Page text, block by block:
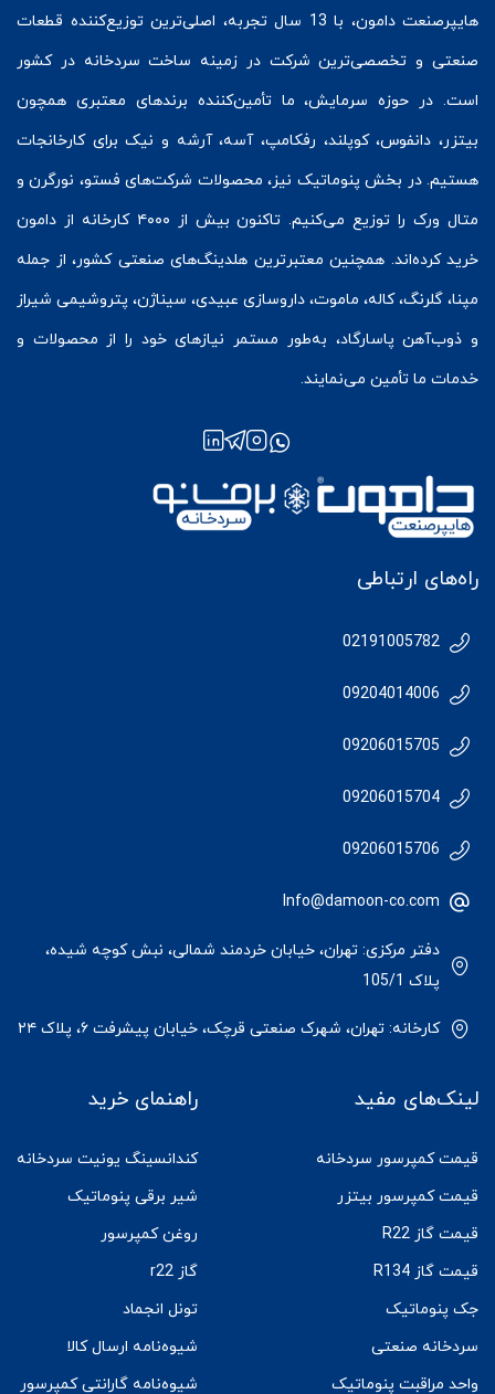
هایپرصنعت
دامون، با 13 سال تجربه، اصلی‌ترین توزیع‌کننده قطعات
صنعتی و تخصصی‌ترین شرکت در زمینه ساخت سردخانه در کشور
است. در حوزه سرمایش، ما تأمین‌کننده برندهای معتبری همچون
بیتزر، دانفوس،کوپلند، رفکامپ، آسه، آرشه و نیک برای کارخانجات
هستیم. در بخش پنوماتیک نیز، محصولات شرکت‌های فستو، نورگرن و
متال ورک
را توزیع می‌کنیم. تاکنون بیش از ۴۰۰۰ کارخانه از دامون
خرید کرده‌اند. همچنین معتبرترین هلدینگ‌های صنعتی کشور، از جمله
مپنا، گلرنگ، کاله، ماموت، داروسازی عبیدی، سیناژن، پتروشیمی شیراز
و ذوب‌آهن پاسارگاد، به‌طور مستمر نیازهای خود را از محصولات و
خدمات ما تأمین می‌نمایند.
راه‌های ارتباطی
02191005782
09204014006
09206015705
09206015704
09206015706
Info@damoon-co.com
دفتر مرکزی: تهران، خیابان خردمند شمالی، نبش کوچه شیده،
پلاک 105/1
کارخانه: تهران، شهرک صنعتی قرچک، خیابان پیشرفت ۶، پلاک ۲۴
لینک‌های مفید
قیمت کمپرسور سردخانه
قیمت کمپرسور بیتزر
قیمت گاز R22
قیمت گاز R134
جک پنوماتیک
سردخانه صنعتی
واحد مراقبت پنوماتیک
راهنمای خرید
کندانسینگ یونیت سردخانه
شیر برقی پنوماتیک
روغن کمپرسور
گاز r22
تونل انجماد
شیوه‌نامه ارسال کالا
شیوه‌نامه گارانتی کمپرسور